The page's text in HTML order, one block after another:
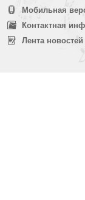
Мобильная
Контактная
Лента новостей